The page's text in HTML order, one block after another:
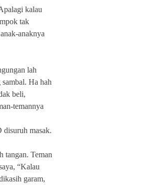
kalau
tak
anaknya
lah
Ha hah
beli,
temannya
disuruh masak.
tangan. Teman
“Kalau
garam,